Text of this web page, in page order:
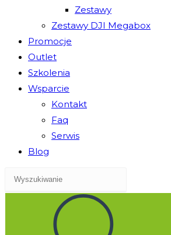
Zestawy
Zestawy DJI Megabox
Promocje
Outlet
Szkolenia
Wsparcie
Kontakt
Faq
Serwis
Blog